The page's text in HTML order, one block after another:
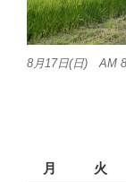
8月17日(日) AM
月
火